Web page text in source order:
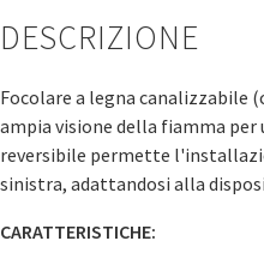
DESCRIZIONE
Focolare a legna canalizzabile
ampia visione della fiamma
reversibile permette
sinistra, adattandosi alla
CARATTERISTICHE: